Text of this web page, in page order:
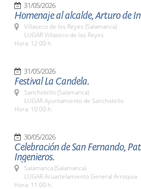
31/05/2026
Homenaje al alcalde, Arturo de
Villaseco de los Reyes (Salamanca)
LUGAR Villaseco de los Reyes
Hora: 12:00 h.
31/05/2026
Festival La Candela.
Sanchotello (Salamanca)
LUGAR Ayuntamiento de Sanchotello
Hora: 10:00 h.
30/05/2026
Celebración de San Fernando,
Ingenieros.
Salamanca (Salamanca)
LUGAR Acuartelamiento General Arroquia
Hora: 11:00 h.